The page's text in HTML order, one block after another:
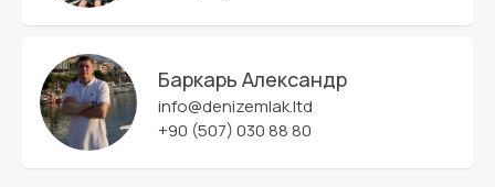
Баркарь Александр
info@denizemlak.ltd
+90 (507) 030 88 80